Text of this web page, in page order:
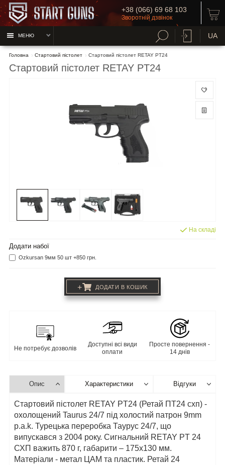
+38 (066) 69 68 103
Зворотній дзвінок
МЕНЮ UA
Головна Стартовий пістолет Стартовий пістолет RETAY PT24
Стартовий пістолет RETAY PT24
На складі
Додати набої
Ozkursan 9мм 50 шт +850 грн.
+ ДОДАТИ В КОШИК
Не потребує дозволів
Доступні всі види
оплати
Просте повернення -
14 днів
Опис Характеристики Відгуки
Стартовий пістолет RETAY PT24 (Ретай ПТ24 схп) -
охолощений Taurus 24/7 під холостий патрон 9mm
p.a.k. Турецька переробка Таурус 24/7, що
випускався з 2004 року. Сигнальний RETAY PT 24
СХП важить 870 г, габарити – 175х130 мм.
Матеріали - метал ЦАМ та пластик. Ретай 24